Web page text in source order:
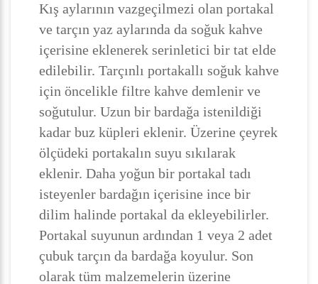
Kış aylarının vazgeçilmezi olan portakal
ve tarçın yaz aylarında da soğuk kahve
içerisine eklenerek serinletici bir tat elde
edilebilir. Tarçınlı portakallı soğuk kahve
için öncelikle filtre kahve demlenir ve
soğutulur. Uzun bir bardağa istenildiği
kadar buz küpleri eklenir. Üzerine çeyrek
ölçüdeki portakalın suyu sıkılarak
eklenir. Daha yoğun bir portakal tadı
isteyenler bardağın içerisine ince bir
dilim halinde portakal da ekleyebilirler.
Portakal suyunun ardından 1 veya 2 adet
çubuk tarçın da bardağa koyulur. Son
olarak tüm malzemelerin üzerine